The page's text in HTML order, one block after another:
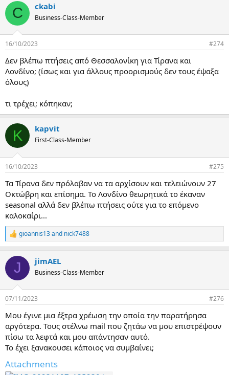
c
i
s
C ckabi
Business-Class-Member
16/10/2023 #274
Δεν βλέπω πτήσεις από Θεσσαλονίκη για Τίρανα και
Λονδίνο; (ίσως και για άλλους προορισμούς δεν τους έψαξα
όλους)
τι τρέχει; κόπηκαν;
K kapvit
First-Class-Member
16/10/2023 #275
Τα Τίρανα δεν πρόλαβαν να τα αρχίσουν και τελειώνουν 27
Οκτώβρη και επίσημα. Το Λονδίνο θεωρητικά το έκαναν
seasonal αλλά δεν βλέπω πτήσεις ούτε για το επόμενο
καλοκαίρι...
R
e
c
i
s
gioannis13and nick7488
J jimAEL
Business-Class-Member
07/11/2023 #276
Μου έγινε μια έξτρα χρέωση την οποία την παρατήρησα
αργότερα. Τους στέλνω mail που ζητάω να μου επιστρέψουν
πίσω τα λεφτά και μου απάντησαν αυτό.
Το έχει ξανακουσει κάποιος να συμβαίνει;
Attachments